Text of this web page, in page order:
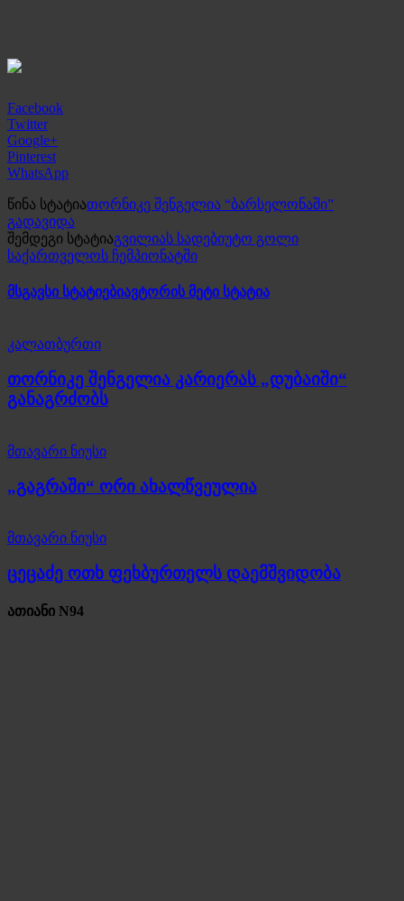
Facebook
Twitter
Google+
Pinterest
WhatsApp
წინა სტატიათორნიკე შენგელია “ბარსელონაში”
გადავიდა
შემდეგი სტატიაგვილიას სადებიუტო გოლი
საქართველოს ჩემპიონატში
მსგავსი სტატიებიავტორის მეტი სტატია
კალათბურთი
თორნიკე შენგელია კარიერას „დუბაიში“
განაგრძობს
მთავარი ნიუსი
„გაგრაში“ ორი ახალწვეულია
მთავარი ნიუსი
ცეცაძე ოთხ ფეხბურთელს დაემშვიდობა
ათიანი N94